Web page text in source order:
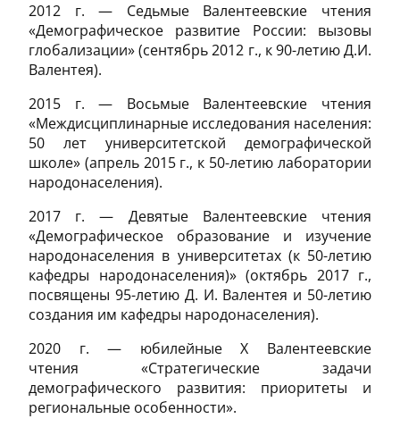
2012 г. — Седьмые Валентеевские чтения
«Демографическое развитие России: вызовы
глобализации» (сентябрь 2012 г., к 90-летию Д.И.
Валентея).
2015 г. — Восьмые Валентеевские чтения
«Междисциплинарные исследования населения:
50 лет университетской демографической
школе» (апрель 2015 г., к 50-летию лаборатории
народонаселения).
2017 г. — Девятые Валентеевские чтения
«Демографическое образование и изучение
народонаселения в университетах (к 50-летию
кафедры народонаселения)» (октябрь 2017 г.,
посвящены 95-летию Д. И. Валентея и 50-летию
создания им кафедры народонаселения).
2020 г. — юбилейные Х Валентеевские
чтения «Стратегические задачи
демографического развития: приоритеты и
региональные особенности».